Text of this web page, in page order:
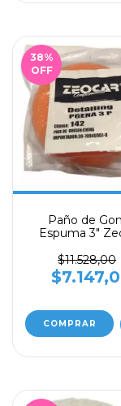
38%
OFF
Paño de
Espuma 3"
$11.528,00